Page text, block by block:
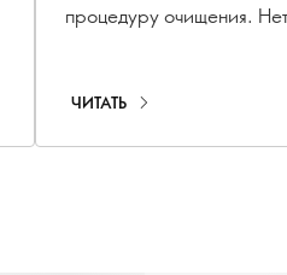
процедуру очищения.
ЧИТАТЬ